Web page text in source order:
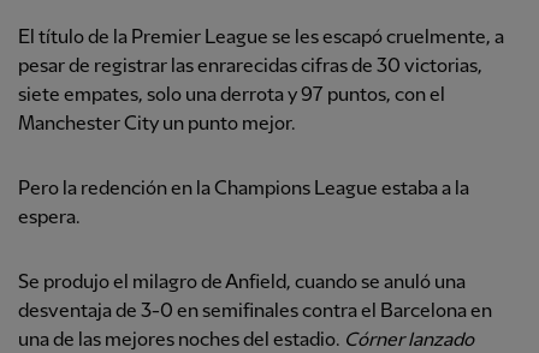
El título de la Premier League se les escapó cruelmente, a
pesar de registrar las enrarecidas cifras de 30 victorias,
siete empates, solo una derrota y 97 puntos, con el
Manchester City un punto mejor.
Pero la redención en la Champions League estaba a la
espera.
Se produjo el milagro de Anfield, cuando se anuló una
desventaja de 3-0 en semifinales contra el Barcelona en
una de las mejores noches del estadio. Córner lanzado